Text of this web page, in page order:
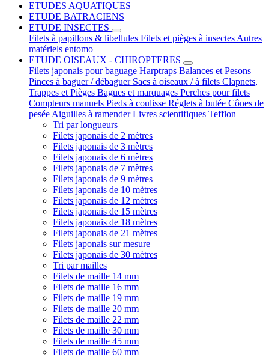
ETUDES AQUATIQUES
ETUDE BATRACIENS
ETUDE INSECTES
Filets à papillons & libellules Filets et pièges à insectes Autres
matériels entomo
ETUDE OISEAUX - CHIROPTERES
Filets japonais pour baguage Harptraps Balances et Pesons
Pinces à baguer / débaguer Sacs à oiseaux / à filets Clapnets,
Trappes et Pièges Bagues et marquages Perches pour filets
Compteurs manuels Pieds à coulisse Réglets à butée Cônes de
pesée Aiguilles à ramenderLivres scientifiques Tefflon
Tri par longueurs
Filets japonais de 2 mètres
Filets japonais de 3 mètres
Filets japonais de 6 mètres
Filets japonais de 7 mètres
Filets japonais de 9 mètres
Filets japonais de 10 mètres
Filets japonais de 12 mètres
Filets japonais de 15 mètres
Filets japonais de 18 mètres
Filets japonais de 21 mètres
Filets japonais sur mesure
Filets japonais de 30 mètres
Tri par mailles
Filets de maille 14 mm
Filets de maille 16 mm
Filets de maille 19 mm
Filets de maille 20 mm
Filets de maille 22 mm
Filets de maille 30 mm
Filets de maille 45 mm
Filets de maille 60 mm